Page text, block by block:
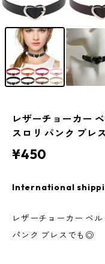
レザーチョーカー
スロリ パンク ブレ
¥450
International
レザーチョーカー ベ
パンク ブレスでも◎